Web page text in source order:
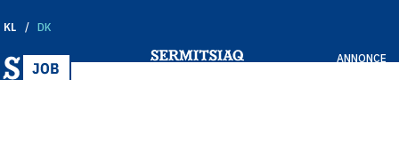
KL DK
ANNONCE